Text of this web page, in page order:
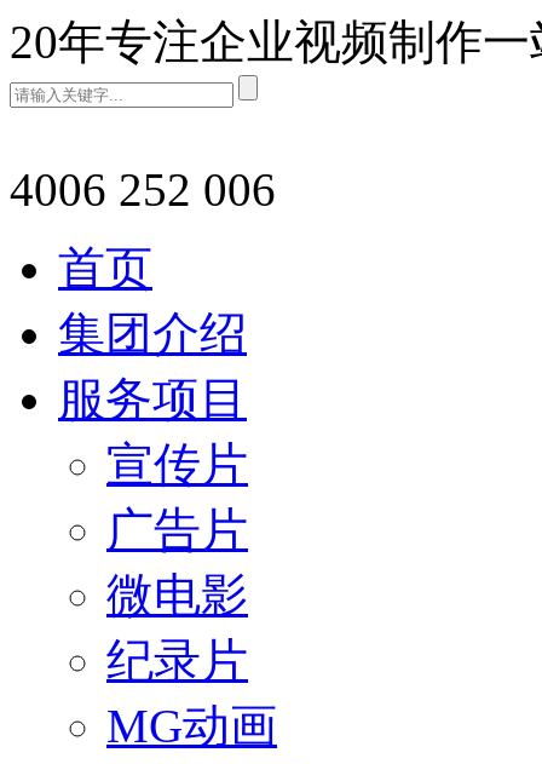
20年专注企业视频制作
4006 252 006
首页
集团介绍
服务项目
宣传片
广告片
微电影
纪录片
MG动画